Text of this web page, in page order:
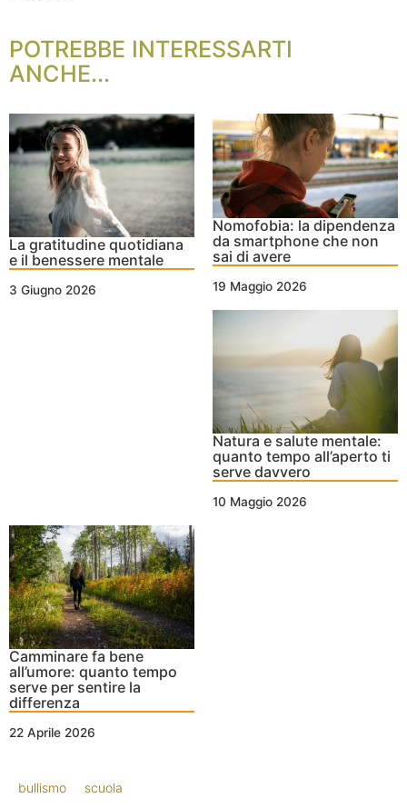
POTREBBE INTERESSARTI
ANCHE...
La gratitudine quotidiana
e il benessere mentale
3 Giugno 2026
Nomofobia: la dipendenza
da smartphone che non
sai di avere
19 Maggio 2026
Natura e salute mentale:
quanto tempo all’aperto ti
serve davvero
10 Maggio 2026
Camminare fa bene
all’umore: quanto tempo
serve per sentire la
differenza
22 Aprile 2026
bullismo scuola